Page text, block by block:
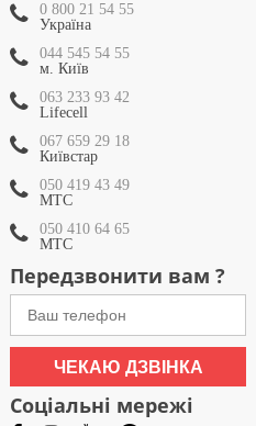
0 800 21 54 55
Україна
044 545 54 55
м. Київ
063 233 93 42
Lifecell
067 659 29 18
Київстар
050 419 43 49
МТС
050 410 64 65
МТС
Передзвонити вам ?
ЧЕКАЮ ДЗВІНКА
Соціальні мережі